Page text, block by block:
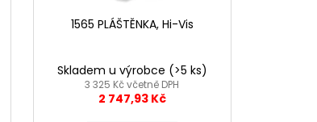
1565 PLÁŠTĚNKA, Hi-Vis
Skladem u výrobce (>5 ks)
3 325 Kč včetně DPH
2 747,93 Kč